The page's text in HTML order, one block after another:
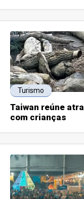
Turismo
Taiwan reúne
com crianças